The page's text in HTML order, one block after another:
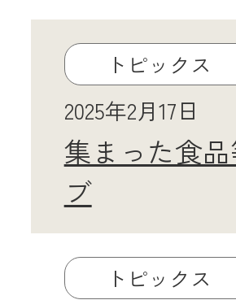
トピックス
2025年2月17日
集まった食
ブ
トピックス